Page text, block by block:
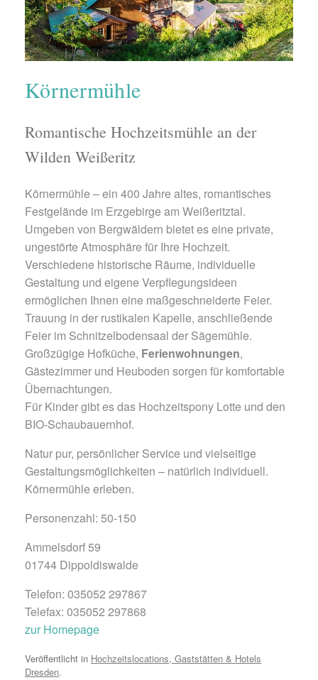
Körnermühle
Romantische Hochzeitsmühle an der
Wilden Weißeritz
Körnermühle – ein 400 Jahre altes, romantisches
Festgelände im Erzgebirge am Weißeritztal.
Umgeben von Bergwäldern bietet es eine private,
ungestörte Atmosphäre für Ihre Hochzeit.
Verschiedene historische Räume, individuelle
Gestaltung und eigene Verpflegungsideen
ermöglichen Ihnen eine maßgeschneiderte Feier.
Trauung in der rustikalen Kapelle, anschließende
Feier im Schnitzelbodensaal der Sägemühle.
Großzügige Hofküche, Ferienwohnungen,
Gästezimmer und Heuboden sorgen für komfortable
Übernachtungen.
Für Kinder gibt es das Hochzeitspony Lotte und den
BIO-Schaubauernhof.
Natur pur, persönlicher Service und vielseitige
Gestaltungsmöglichkeiten – natürlich individuell.
Körnermühle erleben.
Personenzahl: 50-150
Ammelsdorf 59
01744 Dippoldiswalde
Telefon: 035052 297867
Telefax: 035052 297868
zur Homepage
Veröffentlicht in Hochzeitslocations, Gaststätten & Hotels
Dresden.